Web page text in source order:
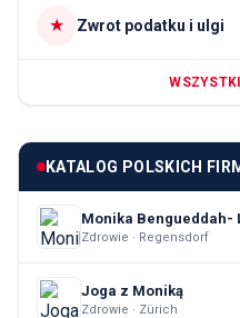
★ Zwrot podatku i ulgi
KATALOG POLSKICH
Monika Bengueddah-
Zdrowie · Regensdorf
Joga z Moniką
Zdrowie · Zürich